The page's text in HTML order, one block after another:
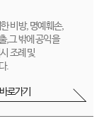
비방, 명예훼손,
,그 밖에 공익을
조례 및
.
로가기